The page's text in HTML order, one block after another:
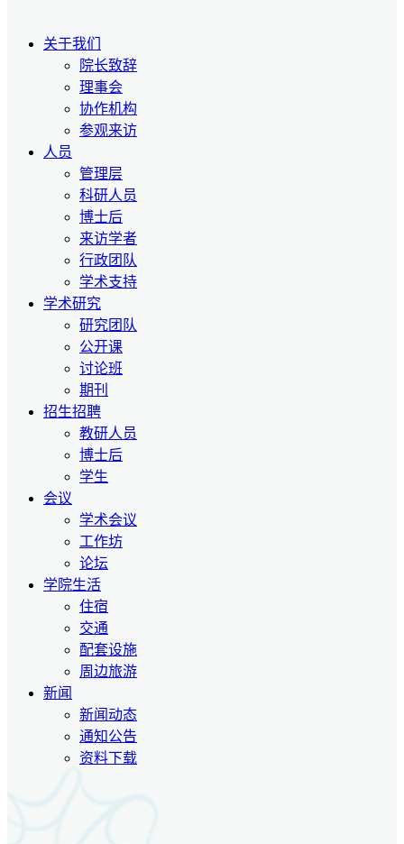
关于我们
院长致辞
理事会
协作机构
参观来访
人员
管理层
科研人员
博士后
来访学者
行政团队
学术支持
学术研究
研究团队
公开课
讨论班
期刊
招生招聘
教研人员
博士后
学生
会议
学术会议
工作坊
论坛
学院生活
住宿
交通
配套设施
周边旅游
新闻
新闻动态
通知公告
资料下载